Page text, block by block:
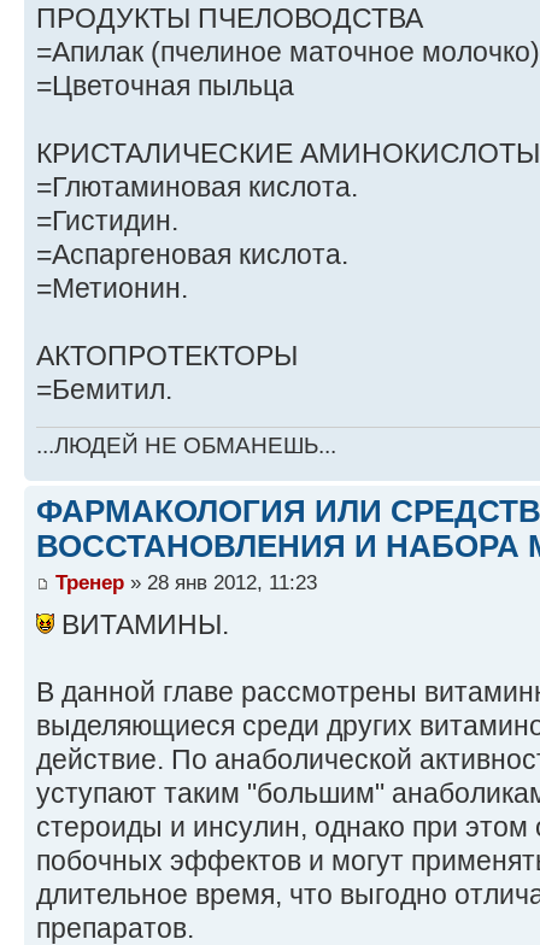
ПРОДУКТЫ ПЧЕЛОВОДСТВА
=Апилак (пчелиное маточное молочко)
=Цветочная пыльца
КРИСТАЛИЧЕСКИЕ
=Глютаминовая кислота.
=Гистидин.
=Аспаргеновая кислота.
=Метионин.
АКТОПРОТЕКТОРЫ
=Бемитил.
...ЛЮДЕЙ НЕ ОБМАНЕШЬ...
ФАРМАКОЛОГИЯ ИЛИ
ВОССТАНОВЛЕНИЯ И НАБОРА
Тренер » 28 янв 2012, 11:23
ВИТАМИНЫ.
В данной главе рассмотрены
выделяющиеся среди других
действие. По анаболической
уступают таким "большим"
стероиды и инсулин, однако при этом
побочных эффектов и могут
длительное время, что выгодно
препаратов.